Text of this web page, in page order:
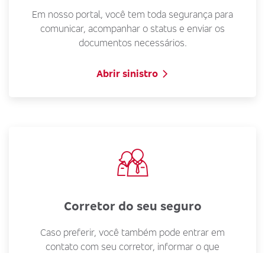
Em nosso portal, você tem toda segurança para
comunicar, acompanhar o status e enviar os
documentos necessários.
Abrir sinistro
Corretor do seu seguro
Caso preferir, você também pode entrar em
contato com seu corretor, informar o que